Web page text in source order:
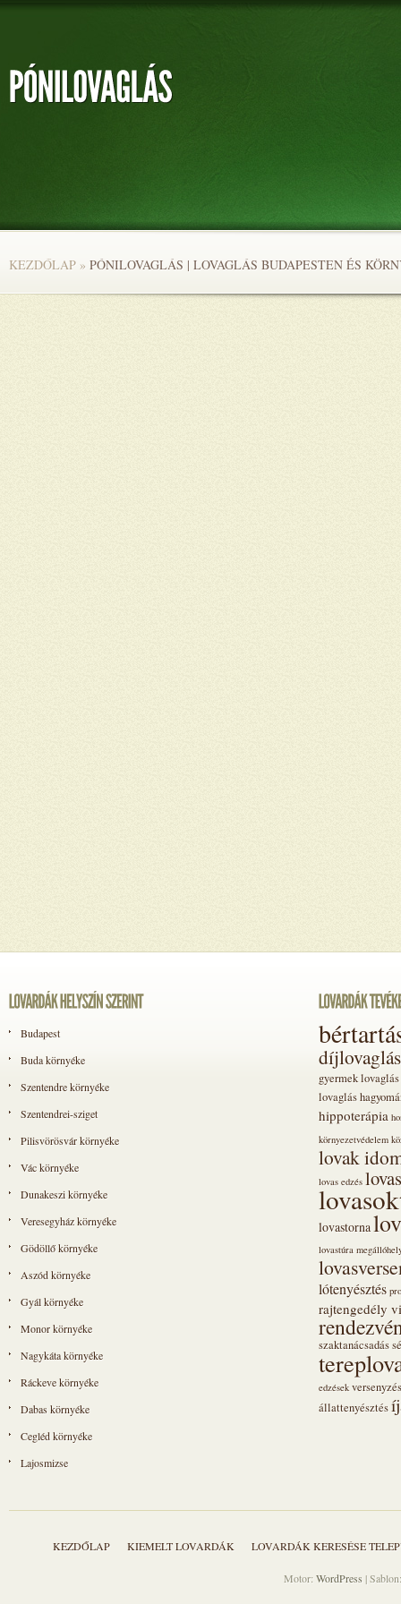
KEZDŐLAP » PÓNILOVAGLÁS | LOVAGLÁS BUDAPESTEN ÉS
Budapest
Buda környéke
Szentendre környéke
Szentendrei-sziget
Pilisvörösvár környéke
Vác környéke
Dunakeszi környéke
Veresegyház környéke
Gödöllő környéke
Aszód környéke
Gyál környéke
Monor környéke
Nagykáta környéke
Ráckeve környéke
Dabas környéke
Cegléd környéke
Lajosmizse
díjlovaglás
gyermek lovaglás
lovaglás
hippoterápia
környezetvédelem
lovak
lovas edzés
lovastorna
lovastúra
lótenyésztés
rajtengedély
szaktanácsadás
edzések versenyzés
állattenyésztés
KEZDŐLAP KIEMELT LOVARDÁK LOVARDÁK KERESÉSE
Motor:WordPress |